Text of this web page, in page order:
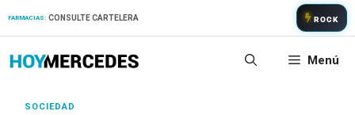
FARMACIAS: CONSULTE CARTELERA ROCK
Menú